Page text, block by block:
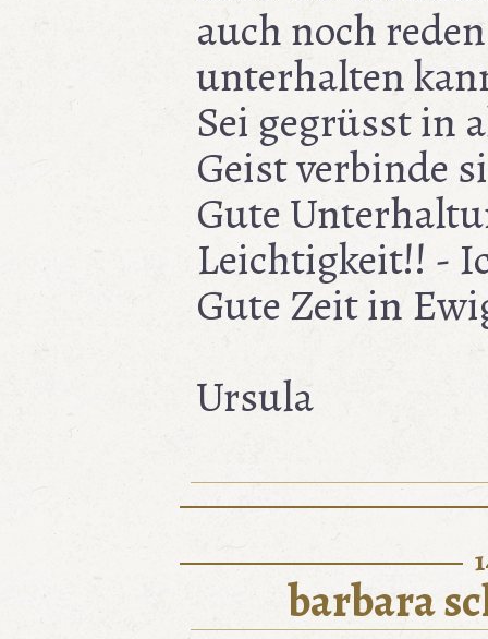
auch noch
unterhalten
Sei gegrüsst in
Geist verbinde
Gute
Leichtigkeit!! -
Gute Zeit in
Ursula
barbara